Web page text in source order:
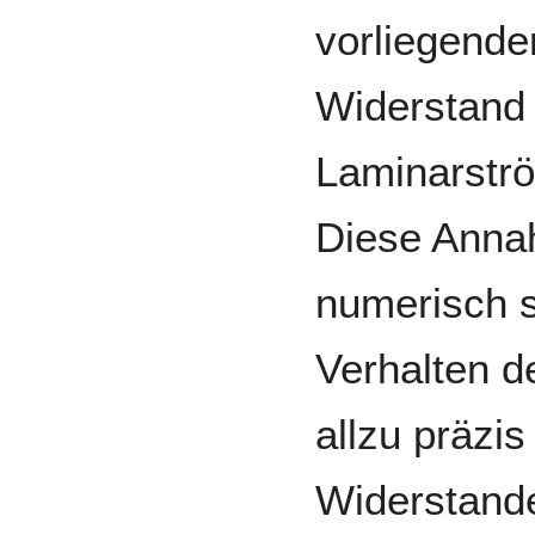
Diese
numerisch
Verhalten
allzu